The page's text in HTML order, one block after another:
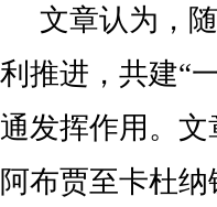
文章认为，
利推进，共建“
通发挥作用。
阿布贾至卡杜